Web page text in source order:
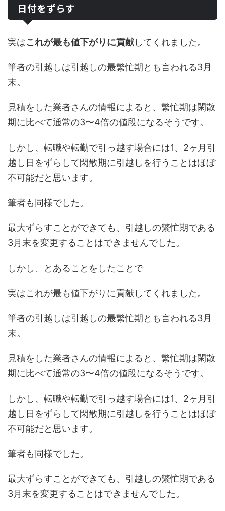
日付をずらす
実はこれが最も値下がりに貢献してくれました。
筆者の引越しは引越しの最繁忙期とも言われる3月
末。
見積をした業者さんの情報によると、繁忙期は閑散
期に比べて通常の3〜4倍の値段になるそうです。
しかし、転職や転勤で引っ越す場合には1、2ヶ月引
越し日をずらして閑散期に引越しを行うことはほぼ
不可能だと思います。
筆者も同様でした。
最大ずらすことができても、引越しの繁忙期である
3月末を変更することはできませんでした。
しかし、とあることをしたことで
実はこれが最も値下がりに貢献してくれました。
筆者の引越しは引越しの最繁忙期とも言われる3月
末。
見積をした業者さんの情報によると、繁忙期は閑散
期に比べて通常の3〜4倍の値段になるそうです。
しかし、転職や転勤で引っ越す場合には1、2ヶ月引
越し日をずらして閑散期に引越しを行うことはほぼ
不可能だと思います。
筆者も同様でした。
最大ずらすことができても、引越しの繁忙期である
3月末を変更することはできませんでした。